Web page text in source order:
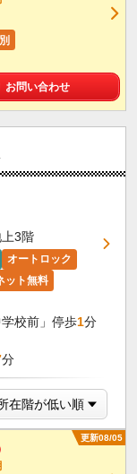
お問い合わせ
3階
オートロック
ット無料
校前」停歩1分
分
更新08/05